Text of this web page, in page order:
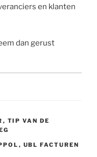
en klanten
dan gerust
, TIP VAN DE
, UBL FACTUREN